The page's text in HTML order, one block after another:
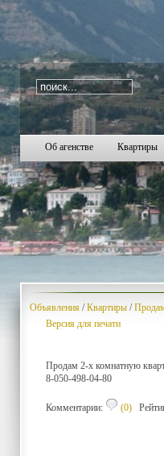
i=109
555556557558
Об агенстве Квартиры
Объявления /Квартиры /
Версия для печати
Продам 2-х комнатную
8-050-498-04-80
Комментарии: (0)